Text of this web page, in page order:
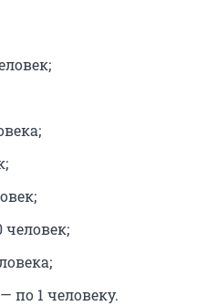
человек;
по 1 человеку.